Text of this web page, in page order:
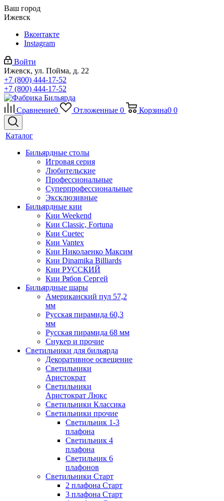
Ваш город
Ижевск
Вконтакте
Instagram
Войти
Ижевск, ул. Пойма, д. 22
+7 (800) 444-17-52
+7 (800) 444-17-52
Сравнение0 Отложенные 0 Корзина0 0
Каталог
Бильярдные столы
Игровая серия
Любительские
Профессиональные
Суперпрофессиональные
Эксклюзивные
Бильярдные кии
Кии Weekend
Кии Classic, Fortuna
Кии Cuetec
Кии Vantex
Кии Николаенко Максим
Кии Dinamika Billiards
Кии РУССКИЙ
Кии Рябов Сергей
Бильярдные шары
Американский пул 57,2
мм
Русская пирамида 60,3
мм
Русская пирамида 68 мм
Снукер и прочие
Светильники для бильярда
Декоративное освещение
Светильники
Аристократ
Светильники
Аристократ Люкс
Светильники Классика
Светильники прочие
Светильник 1-3
плафона
Светильник 4
плафона
Светильник 6
плафонов
Светильники Старт
2 плафона Старт
3 плафона Старт